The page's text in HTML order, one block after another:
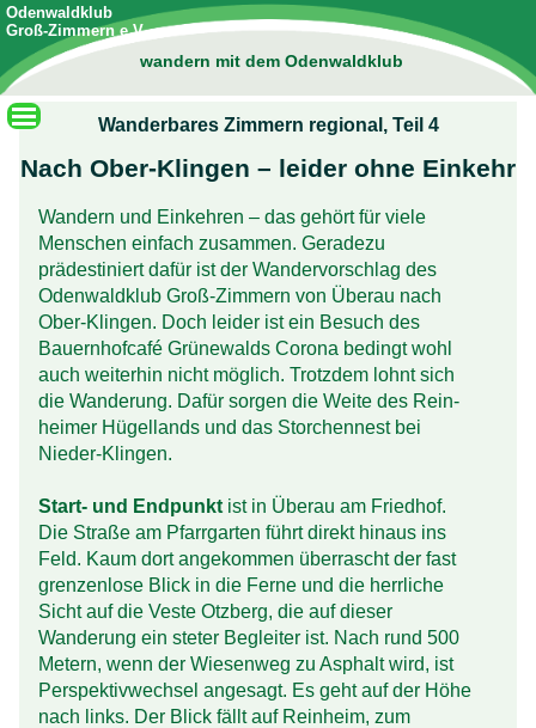
Odenwaldklub
Groß-Zimmern e.V.
wandern mit dem Odenwaldklub
Wanderbares Zimmern regional, Teil 4
Nach Ober-Klingen – leider ohne Einkehr
Wandern und Einkehren – das gehört für viele
Menschen einfach zusammen. Geradezu
prädestiniert dafür ist der Wander­vorschlag des
Odenwald­klub Groß-Zimmern von Überau nach
Ober-Klingen. Doch leider ist ein Besuch des
Bauern­hof­café Grünewalds Corona bedingt wohl
auch weiter­hin nicht möglich. Trotz­dem lohnt sich
die Wanderung. Dafür sorgen die Weite des Rein­
heimer Hügel­lands und das Storchen­nest bei
Nieder-Klingen.
Start- und Endpunkt ist in Überau am Friedhof.
Die Straße am Pfarr­garten führt direkt hinaus ins
Feld. Kaum dort angekommen überrascht der fast
grenzenlose Blick in die Ferne und die herrliche
Sicht auf die Veste Otzberg, die auf dieser
Wanderung ein steter Begleiter ist. Nach rund 500
Metern, wenn der Wiesen­weg zu Asphalt wird, ist
Perspektiv­wechsel angesagt. Es geht auf der Höhe
nach links. Der Blick fällt auf Rein­heim, zum